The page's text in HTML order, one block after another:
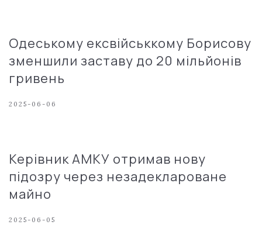
Одеському ексвійськкому Борисову
зменшили заставу до 20 мільйонів
гривень
2025-06-06
Керівник АМКУ отримав нову
підозру через незадеклароване
майно
2025-06-05